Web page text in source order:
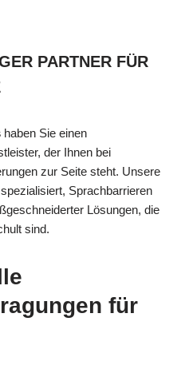
PARTNER FÜR
haben Sie einen
der Ihnen bei
zur Seite steht. Unsere
Sprachbarrieren
Lösungen, die
sind.
für